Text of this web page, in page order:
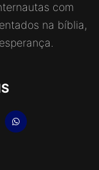
com
na bíblia,